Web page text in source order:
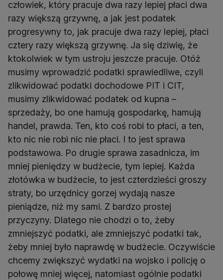
człowiek, który pracuje dwa razy lepiej płaci dwa
razy większą grzywnę, a jak jest podatek
progresywny to, jak pracuje dwa razy lepiej, płaci
cztery razy większą grzywnę. Ja się dziwię, że
ktokolwiek w tym ustroju jeszcze pracuje. Otóż
musimy wprowadzić podatki sprawiedliwe, czyli
zlikwidować podatki dochodowe PIT i CIT,
musimy zlikwidować podatek od kupna –
sprzedaży, bo one hamują gospodarkę, hamują
handel, prawda. Ten, kto coś robi to płaci, a ten,
kto nic nie robi nic nie płaci. I to jest sprawa
podstawowa. Po drugie sprawa zasadnicza, im
mniej pieniędzy w budżecie, tym lepiej. Każda
złotówka w budżecie, to jest czterdzieści groszy
straty, bo urzędnicy gorzej wydają nasze
pieniądze, niż my sami. Z bardzo prostej
przyczyny. Dlatego nie chodzi o to, żeby
zmniejszyć podatki, ale zmniejszyć podatki tak,
żeby mniej było naprawdę w budżecie. Oczywiście
chcemy zwiększyć wydatki na wojsko i policję o
połowę mniej więcej, natomiast ogólnie podatki